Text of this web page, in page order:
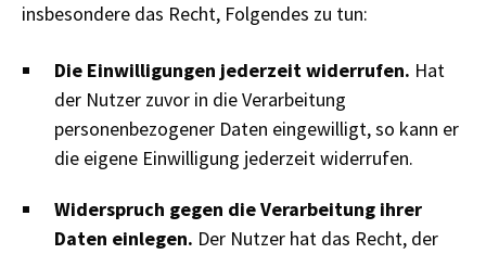
insbesondere das Recht, Folgendes zu tun:
Die Einwilligungen jederzeit widerrufen. Hat
der Nutzer zuvor in die Verarbeitung
personenbezogener Daten eingewilligt, so kann er
die eigene Einwilligung jederzeit widerrufen.
Widerspruch gegen die Verarbeitung ihrer
Daten einlegen. Der Nutzer hat das Recht, der